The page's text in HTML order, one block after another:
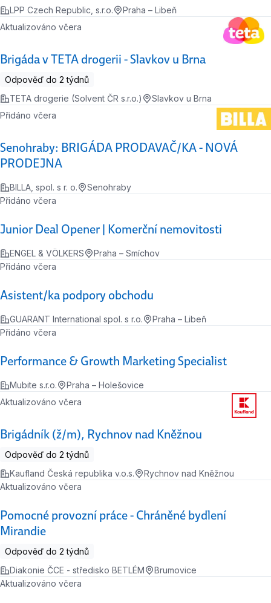
LPP Czech Republic, s.r.o. Praha – Libeň
Brigáda v TETA drogerii - Slavkov u Brna
Aktualizováno včera
Odpověď do 2 týdnů
TETA drogerie (Solvent ČR s.r.o.)
Slavkov u Brna
Senohraby: BRIGÁDA PRODAVAČ/KA - NOVÁ
PRODEJNA
Přidáno včera
BILLA, spol. s r. o. Senohraby
Junior Deal Opener | Komerční nemovitosti
Přidáno včera
ENGEL & VÖLKERS Praha – Smíchov
Asistent/ka podpory obchodu
Přidáno včera
GUARANT International spol. s r.o. Praha – Libeň
Performance & Growth Marketing Specialist
Přidáno včera
Mubite s.r.o. Praha – Holešovice
Brigádník (ž/m), Rychnov nad Kněžnou
Aktualizováno včera
Odpověď do 2 týdnů
Kaufland Česká republika v.o.s.
Rychnov nad Kněžnou
Pomocné provozní práce - Chráněné bydlení
Mirandie
Aktualizováno včera
Odpověď do 2 týdnů
Diakonie ČCE - středisko BETLÉM
Brumovice
Aktualizováno včera